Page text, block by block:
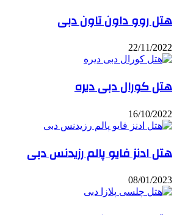
هتل روو داون تاون دبی
22/11/2022
هتل کورال دبی دیره
16/10/2022
هتل ادنز فایو پالم رزیدنس دبی
08/01/2023